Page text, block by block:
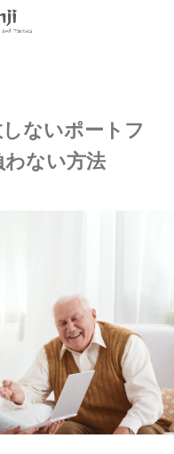
ないポートフ
わない方法